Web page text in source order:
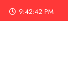
9:42:43 PM